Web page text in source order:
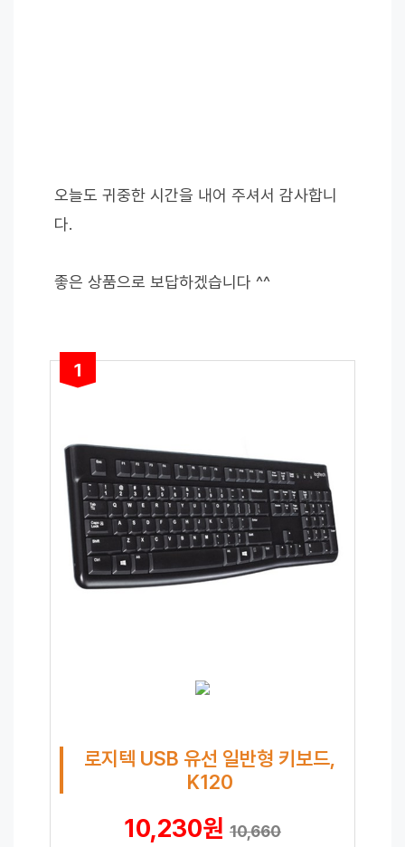
오늘도 귀중한 시간을 내어 주셔서 감사합니
다.
좋은 상품으로 보답하겠습니다 ^^
1
로지텍 USB 유선 일반형 키보드,
K120
10,230원 10,660